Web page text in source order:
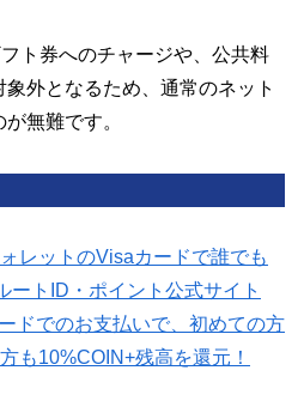
フト券へのチャージや、公共料
外となるため、通常のネット
無難です。
レットのVisaカードで誰でも
ートID・ポイント公式サイト
ドでのお支払いで、初めての方
も10%COIN+残高を還元！